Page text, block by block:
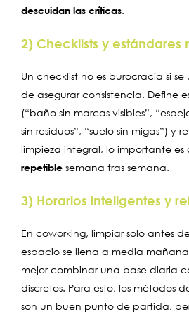
descuidan las críticas.
2) Checklists y estándares
Un checklist no es burocracia si se
de asegurar consistencia. Define
(“baño sin marcas visibles”,
sin residuos”, “suelo sin migas”) y
limpieza integral, lo importante es
repetible semana tras semana.
3) Horarios inteligentes y
En coworking, limpiar solo antes
espacio se llena a media
mejor combinar una base diaria
discretos. Para esto, los métodos
son un buen punto de partida,